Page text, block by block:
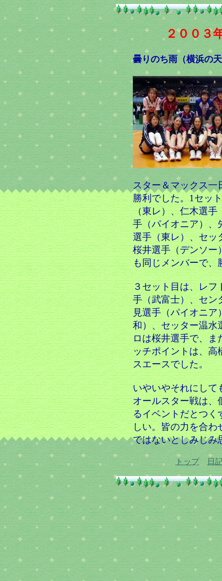
２００３
曇りのち雨（横浜の
スター＆マックス
勝利でした。1セッ
（東レ）、仁木選手
手（パイオニア）、
選手（東レ）、セッ
桜井選手（デンソー
も同じメンバーで、
３セット目は、レフ
手（武富士）、セン
見選手（パイオニア
和）、セッター温水
ロは桜井選手で、ま
ッチポイントは、高
スエースでした。
いやいやそれにして
オールスター戦は、
るイベントだとつく
しい。皆の力を合わ
ではないとしみじみ
トップ 日